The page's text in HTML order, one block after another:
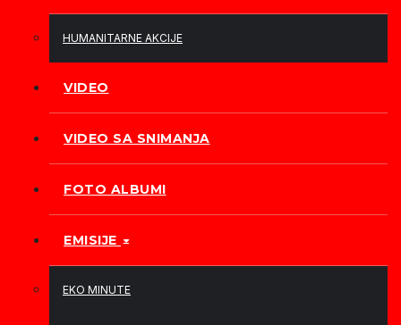
HUMANITARNE AKCIJE
VIDEO
VIDEO SA SNIMANJA
FOTO ALBUMI
EMISIJE
EKO MINUTE